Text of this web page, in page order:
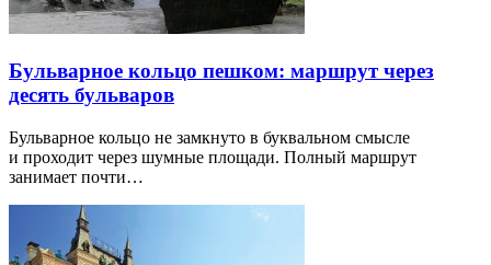
Бульварное кольцо пешком: маршрут через
десять бульваров
Бульварное кольцо не замкнуто в буквальном смысле
и проходит через шумные площади. Полный маршрут
занимает почти…